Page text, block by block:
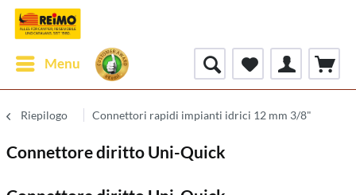
Menu
Riepilogo Connettori rapidi impianti idrici 12 mm 3/8"
Connettore diritto Uni-Quick